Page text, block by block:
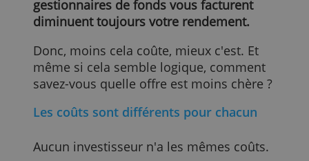
Les frais peuvent avoir un grand impact
sur les résultats de vos investissements:
les frais que les courtiers ou les
gestionnaires de fonds vous facturent
diminuent toujours votre rendement.
Donc, moins cela coûte, mieux c'est. Et
même si cela semble logique, comment
savez-vous quelle offre est moins chère ?